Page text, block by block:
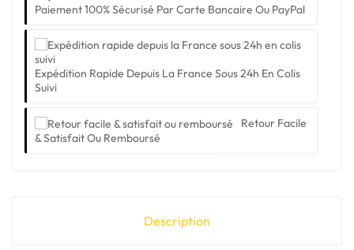
Paiement 100% Sécurisé Par Carte Bancaire Ou PayPal
Expédition Rapide Depuis La France Sous 24h En Colis
Suivi
Retour Facile
& Satisfait Ou Remboursé
Description